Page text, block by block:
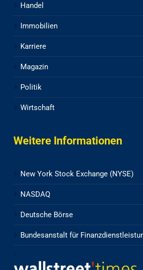
Handel
Immobilien
Karriere
Magazin
Politik
Wirtschaft
Weitere Informationen
New York Stock Exchange (NYSE)
NASDAQ
Deutsche Börse
Bundesanstalt für